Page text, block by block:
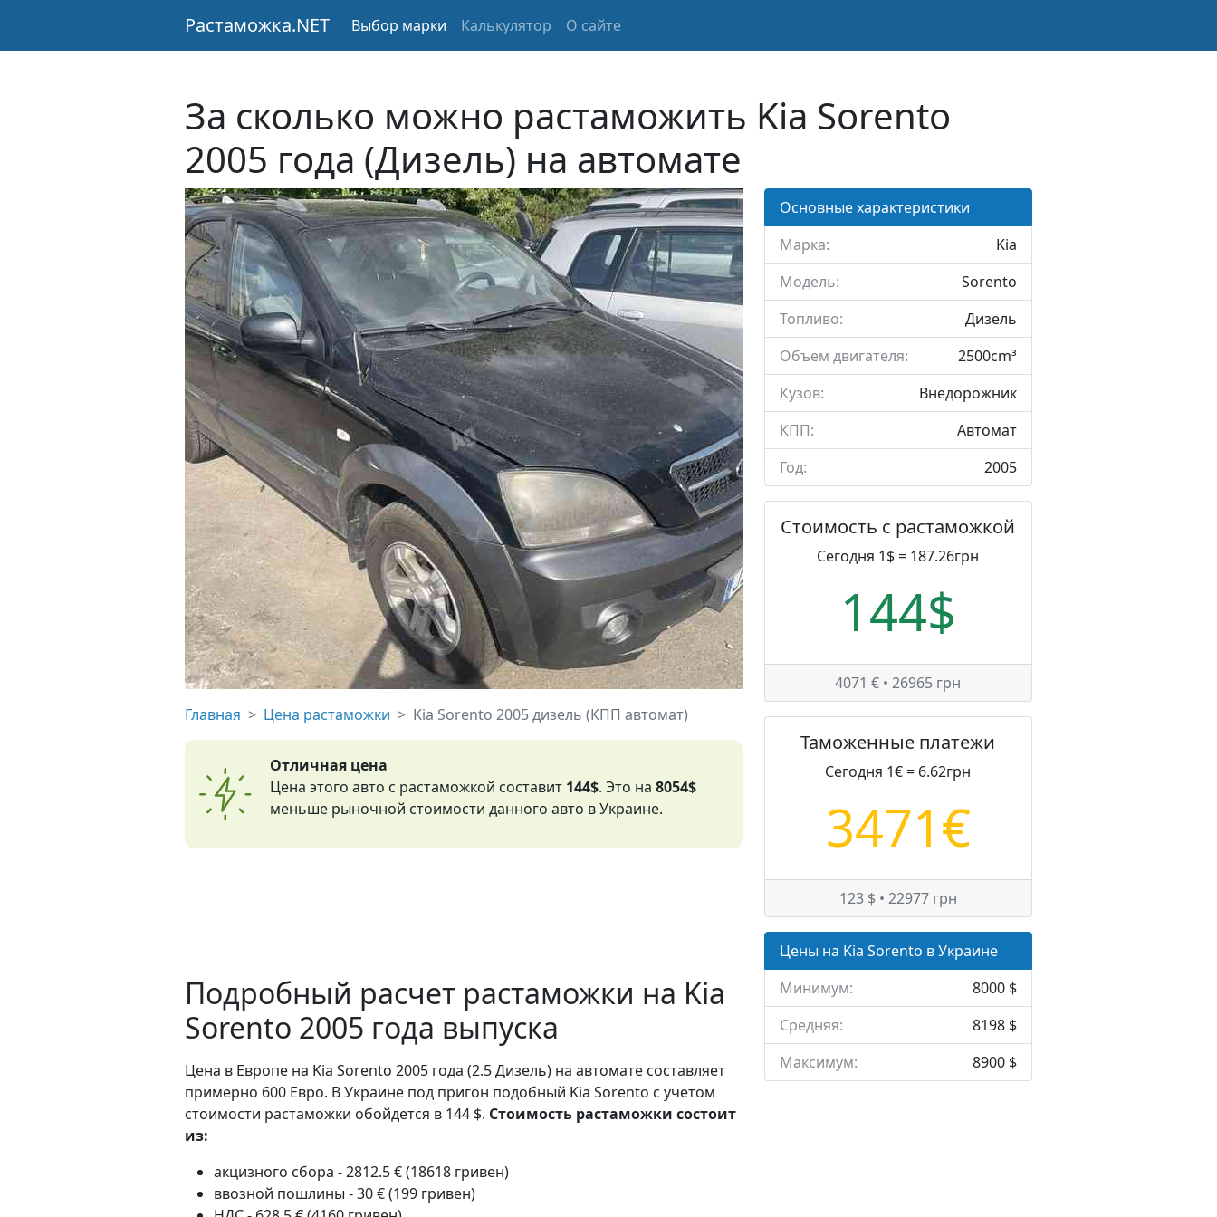
Растаможка.NET Выбор марки Калькулятор О сайте
За сколько можно растаможить Kia Sorento
2005 года (Дизель) на автомате
Главная Цена растаможки Kia Sorento 2005 дизель (КПП автомат)
Отличная цена
Цена этого авто с растаможкой составит 144$. Это на8054$
меньше рыночной стоимости данного авто в Украине.
Подробный расчет растаможки на Kia
Sorento 2005 года выпуска
Цена в Европе на Kia Sorento 2005 года (2.5 Дизель) на автомате составляет
примерно 600 Евро. В Украине под пригон подобный Kia Sorento с учетом
стоимости растаможки обойдется в 144 $. Стоимость растаможки состоит
из:
акцизного сбора - 2812.5 € (18618 гривен)
ввозной пошлины - 30 € (199 гривен)
Основные характеристики
Марка:
Kia
Модель:
Sorento
Топливо:
Дизель
Объем двигателя:
2500cm³
Кузов:
Внедорожник
КПП:
Автомат
Год:
2005
Стоимость с растаможкой
Сегодня 1$ = 187.26грн
144$
4071 € • 26965 грн
Таможенные платежи
Сегодня 1€ = 6.62грн
3471€
123 $ • 22977 грн
Цены на Kia Sorento в Украине
Минимум:
8000 $
Средняя:
8198 $
Максимум:
8900 $